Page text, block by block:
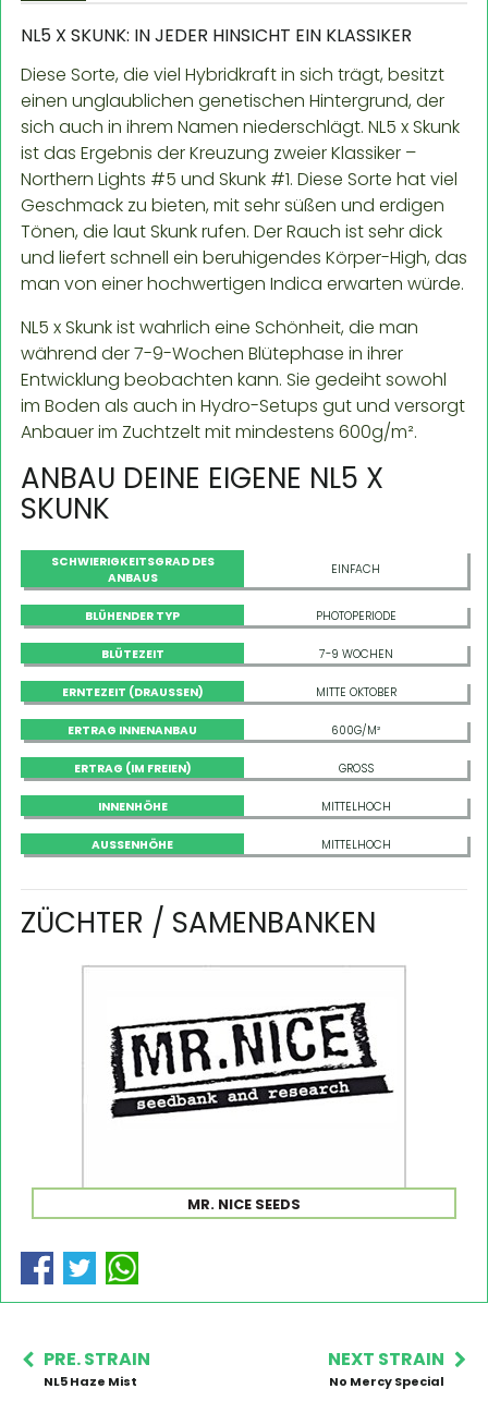
NL5 X SKUNK: IN JEDER HINSICHT EIN KLASSIKER
Diese Sorte, die viel Hybridkraft in sich trägt, besitzt
einen unglaublichen genetischen Hintergrund, der
sich auch in ihrem Namen niederschlägt. NL5 x Skunk
ist das Ergebnis der Kreuzung zweier Klassiker –
Northern Lights #5 und Skunk #1. Diese Sorte hat viel
Geschmack zu bieten, mit sehr süßen und erdigen
Tönen, die laut Skunk rufen. Der Rauch ist sehr dick
und liefert schnell ein beruhigendes Körper-High, das
man von einer hochwertigen Indica erwarten würde.
NL5 x Skunk ist wahrlich eine Schönheit, die man
während der 7-9-Wochen Blütephase in ihrer
Entwicklung beobachten kann. Sie gedeiht sowohl
im Boden als auch in Hydro-Setups gut und versorgt
Anbauer im Zuchtzelt mit mindestens 600g/m².
ANBAU DEINE EIGENE NL5 X
SKUNK
SCHWIERIGKEITSGRAD DES
ANBAUS
EINFACH
BLÜHENDER TYP PHOTOPERIODE
BLÜTEZEIT 7-9 WOCHEN
ERNTEZEIT (DRAUSSEN) MITTE OKTOBER
ERTRAG INNENANBAU 600G/M²
ERTRAG (IM FREIEN) GROSS
INNENHÖHE MITTELHOCH
AUSSENHÖHE MITTELHOCH
ZÜCHTER / SAMENBANKEN
MR. NICE SEEDS
PRE. STRAIN
NL5 Haze Mist
NEXT STRAIN
No Mercy Special